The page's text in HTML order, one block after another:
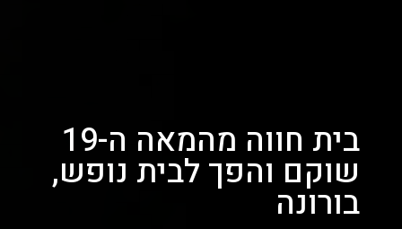
בית חווה מהמאה ה-19
שוקם והפך לבית נופש,
בורונה